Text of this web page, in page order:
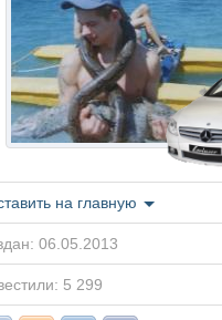
на главную
06.05.2013
5 299